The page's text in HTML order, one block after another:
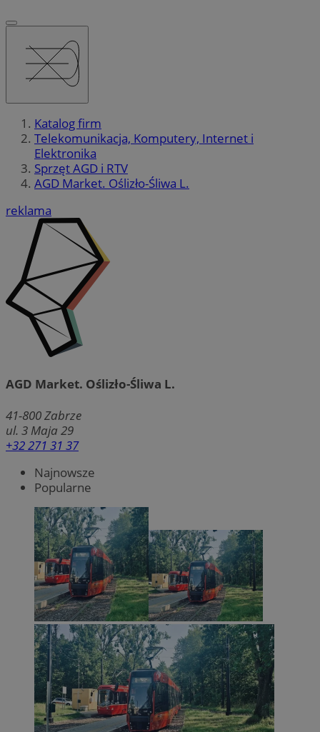
Katalog firm
Telekomunikacja, Komputery, Internet i
Elektronika
Sprzęt AGD i RTV
AGD Market. Oślizło-Śliwa L.
reklama
AGD Market. Oślizło-Śliwa L.
41-800Zabrze
ul. 3 Maja 29
+32 271 31 37
Najnowsze
Popularne